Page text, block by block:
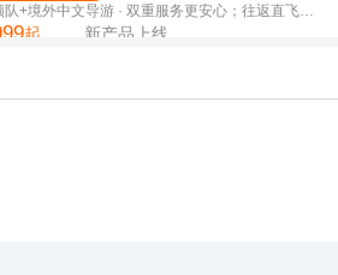
队+境外中文导游 · 双重服务更安心；往返直飞，
欧洲之旅
起 新产品上线